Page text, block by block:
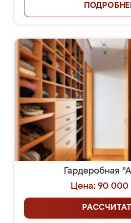
Гардеробная
Цена: 90 000